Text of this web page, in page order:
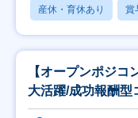
産休・育休あり 賞
【オープンポジ
大活躍/成功報酬型
ます